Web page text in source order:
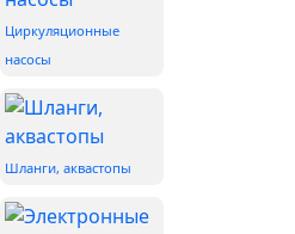
Циркуляционные
насосы
Шланги, аквастопы